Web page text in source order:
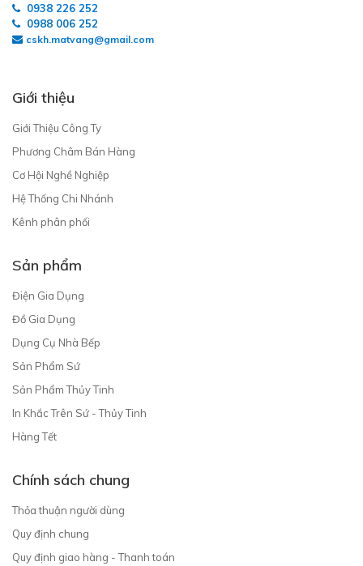
0938 226 252
0988 006 252
cskh.matvang@gmail.com
Giới thiệu
Giới Thiệu Công Ty
Phương Châm Bán Hàng
Cơ Hội Nghề Nghiệp
Hệ Thống Chi Nhánh
Kênh phân phối
Sản phẩm
Điện Gia Dụng
Đồ Gia Dụng
Dụng Cụ Nhà Bếp
Sản Phẩm Sứ
Sản Phẩm Thủy Tinh
In Khắc Trên Sứ - Thủy Tinh
Hàng Tết
Chính sách chung
Thỏa thuận người dùng
Quy định chung
Quy định giao hàng - Thanh toán